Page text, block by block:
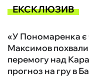
ЕКСКЛЮЗИВ
«У Пономаренка є
Максимов
перемогу над
прогноз на гру в